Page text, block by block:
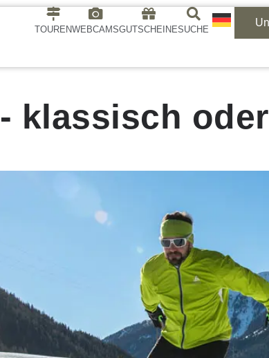
TOURENWEBCAMSGUTSCHEINESUCHE
- klassisch